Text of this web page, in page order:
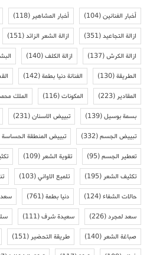
أخبار الفنانين(104) أخبار المشاهير(118)
ازالة التجاعيد(351) ازالة الشعر الزائد(151)
ازالة الكرش(137) ازالة الكلف(140)
الطريقة(130) الفنانة دنيا بطمة(142)
المقادير(223) المكونات(116) الملك
بسمة بوسيل(139) تبييض الاسنان(231)
تبييض الجسم(332) تبييض المنطقة الحساسة
تعطير الجسم(95) تقوية الشعر(109)
تكثيف الشعر(195) تلميع الاواني(103)
حالات الشفاء(124) دنيا بطمة(761) سعد
سعد لمجرد(226) سعيدة شرف(111)
صباغة الشعر(140) طريقة التحضير(151)